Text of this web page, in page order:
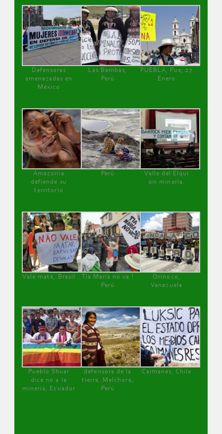
Defensoras
amenazadas en
México
Las Bambas,
Perú
PUEBLA, Pue, 27
Enero
Amazonía
defiende su
territorio
Perú
Valle del Elqui
sin minería.
Vale mata, Brasil
Tía María no va !
Perú
Orinoco,
Venezuela
Pueblo Shuar
dice no a la
minería, Ecuador
defensora de la
tierra, Melchora,
Perú
Caimanes, Chile